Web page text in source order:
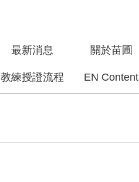
最新消息 關於苗圃
教練授證流程 EN Content